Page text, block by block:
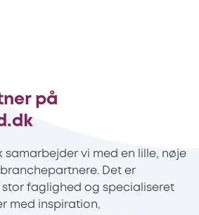
på
samarbejder vi med en lille, nøje
Det er
faglighed og specialiseret
med inspiration,